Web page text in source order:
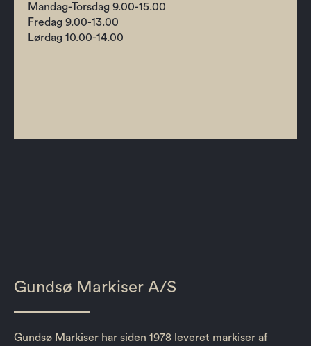
Mandag-Torsdag 9.00-15.00
Fredag 9.00-13.00
Lørdag 10.00-14.00
Gundsø Markiser A/S
Gundsø Markiser har siden 1978 leveret markiser af